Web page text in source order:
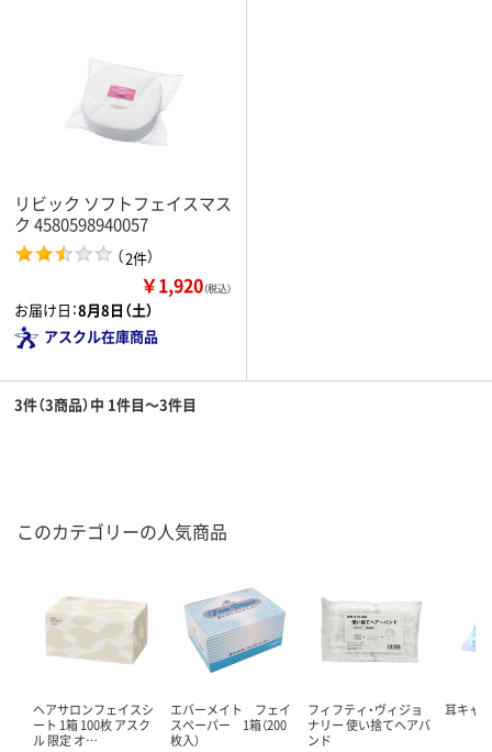
リビック ソフトフェイスマス
ク 4580598940057
（2件）
￥1,920（税込）
お届け日：8月8日（土）
アスクル在庫商品
3件（3商品）中 1件目～3件目
このカテゴリーの人気商品
ヘアサロンフェイスシ
ート 1箱 100枚 アスク
ル 限定 オ…
エバーメイト フェイ
スペーパー 1箱（200
枚入）
フィフティ・ヴィジョ
ナリー 使い捨てヘアバ
ンド
耳キャ